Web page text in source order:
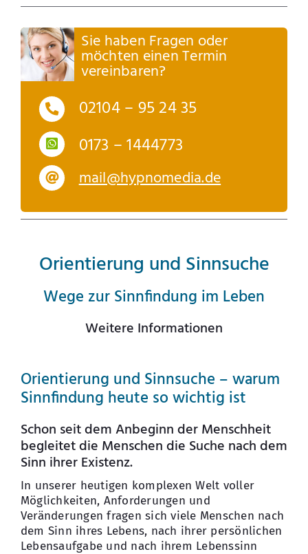
Sie haben Fragen oder
möchten einen Termin
vereinbaren?
02104 – 95 24 35
0173 – 1444773
mail@hypnomedia.de
Orientierung und Sinnsuche
Wege zur Sinnfindung im Leben
Weitere Informationen
Orientierung und Sinnsuche – warum
Sinnfindung heute so wichtig ist
Schon seit dem Anbeginn der Menschheit
begleitet die Menschen die Suche nach dem
Sinn ihrer Existenz.
In unserer heutigen komplexen Welt voller
Möglichkeiten, Anforderungen und
Veränderungen fragen sich viele Menschen nach
dem Sinn ihres Lebens, nach ihrer persönlichen
Lebensaufgabe und nach ihrem Lebenssinn